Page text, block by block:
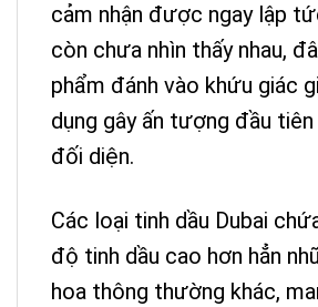
cảm nhận được ngay lập
còn chưa nhìn thấy nhau,
phẩm đánh vào khứu giác
dụng gây ấn tượng đầu
đối diện.
Các loại tinh dầu Dubai
độ tinh dầu cao hơn hẳn
hoa thông thường khác,